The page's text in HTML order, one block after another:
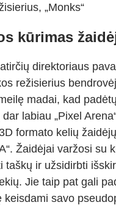
„Monks“
kūrimas
direktoriaus
režisierius
madai, kad
labiau „Pixel
formato kelių
Žaidėjai varžosi su
taškų ir užsidirbti
Jie taip pat gali
keisdami savo